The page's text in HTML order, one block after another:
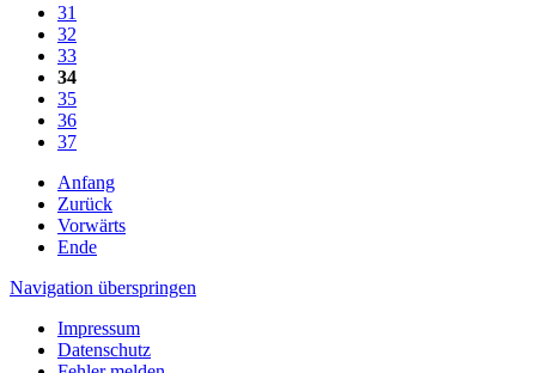
31
32
33
34
35
36
37
Anfang
Zurück
Vorwärts
Ende
Navigation überspringen
Impressum
Datenschutz